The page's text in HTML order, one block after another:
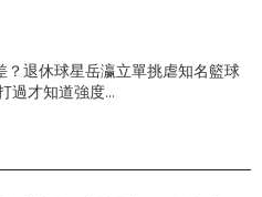
退休球星岳瀛立單挑虐知名籃球
過才知道強度...